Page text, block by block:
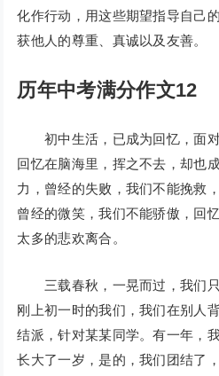
化作行动，用这些期望指导自己
获他人的尊重、真诚以及友善。
历年中考满分作文12
初中生活，已成为回忆，面对
回忆在脑海里，挥之不去，却也
力，曾经的失败，我们不能挽救
曾经的微笑，我们不能骄傲，回
太多的悲欢离合。
三载春秋，一晃而过，我们只
刚上初一时的我们，我们在别人
结派，针对某某同学。有一年，
长大了一岁，是的，我们团结了